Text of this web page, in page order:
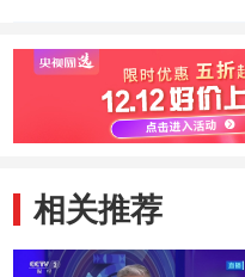
内阁
相关推荐